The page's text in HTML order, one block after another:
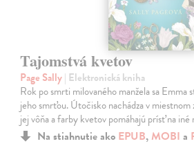
Tajomstvá kvetov
Page Sally| Elektronická kniha
Rok po smrti milovaného manžela sa Emma
jeho smrťou. Útočisko nachádza v
jej vôňa a farby kvetov pomáhajú prísť na
Na stiahnutie ako EPUB, MOBI a